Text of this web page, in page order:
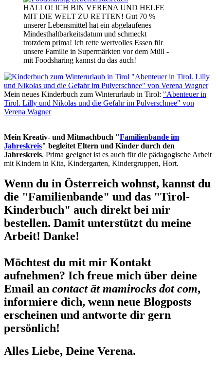
HALLO! ICH BIN VERENA UND HELFE
MIT DIE WELT ZU RETTEN! Gut 70 %
unserer Lebensmittel hat ein abgelaufenes
Mindesthaltbarkeitsdatum und schmeckt
trotzdem prima! Ich rette wertvolles Essen für
unsere Familie in Supermärkten vor dem Müll -
mit Foodsharing kannst du das auch!
Mein neues Kinderbuch zum Winterurlaub in Tirol: "Abenteuer in
Tirol. Lilly und Nikolas und die Gefahr im Pulverschnee" von
Verena Wagner
Mein Kreativ- und Mitmachbuch "Familienbande im
Jahreskreis" begleitet Eltern und Kinder durch den
Jahreskreis. Prima geeignet ist es auch für die pädagogische Arbeit
mit Kindern in Kita, Kindergarten, Kindergruppen, Hort.
Wenn du in Österreich wohnst, kannst du
die "Familienbande" und das "Tirol-
Kinderbuch" auch direkt bei mir
bestellen. Damit unterstützt du meine
Arbeit! Danke!
Möchtest du mit mir Kontakt
aufnehmen? Ich freue mich über deine
Email an contact ät mamirocks dot com,
informiere dich, wenn neue Blogposts
erscheinen und antworte dir gern
persönlich!
Alles Liebe, Deine Verena.